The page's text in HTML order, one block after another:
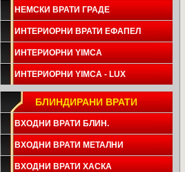
НЕМСКИ ВРАТИ ГРАДЕ
ИНТЕРИОРНИ ВРАТИ ЕФАПЕЛ
ИНТЕРИОРНИ YIMCA
ИНТЕРИОРНИ YIMCA - LUX
БЛИНДИРАНИ ВРАТИ
ВХОДНИ ВРАТИ БЛИН.
ВХОДНИ ВРАТИ МЕТАЛНИ
ВХОДНИ ВРАТИ ХАСКА